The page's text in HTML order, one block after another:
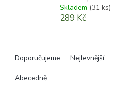
Skladem (31 ks)
289 Kč
Doporučujeme Nejlevnější
Abecedně